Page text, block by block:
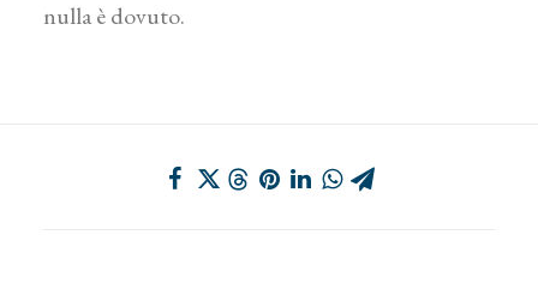
nulla è dovuto.